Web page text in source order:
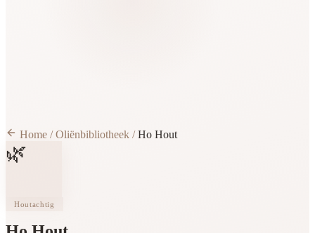
Home / Oliënbibliotheek / Ho Hout
🌿
Houtachtig